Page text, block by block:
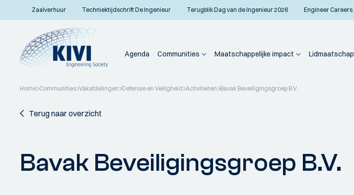
Zaalverhuur Techniektijdschrift De Ingenieur Terugblik Dag van de Ingenieur 2026 Engineer Careers
Agenda Communities Maatschappelijke impact Lidmaatschap
Home Communities Vakafdelingen Defensie en Veiligheid Activiteiten Bavak Beveiligingsgroep B.V.
Terug naar overzicht
Bavak Beveiligingsgroep B.V.